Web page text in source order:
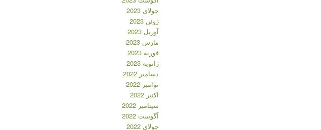
جولای 2023
ژوئن 2023
آوریل 2023
مارس 2023
فوریه 2023
ژانویه 2023
دسامبر 2022
نوامبر 2022
اکتبر 2022
سپتامبر 2022
آگوست 2022
جولای 2022